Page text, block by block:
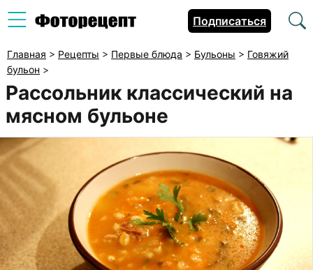
Подписаться
Главная > Рецепты > Первые блюда > Бульоны > Говяжий
бульон >
Рассольник классический на
мясном бульоне